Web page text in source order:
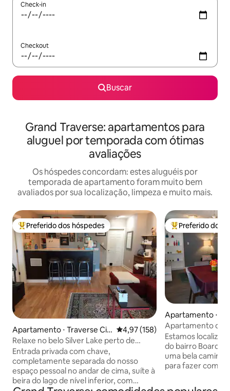
Check-in
Checkout
Buscar
Grand Traverse: apartamentos para
aluguel por temporada com ótimas
avaliações
Os hóspedes concordam: estes aluguéis por
temporada de apartamento foram muito bem
avaliados por sua localização, limpeza e muito mais.
Entre os melhores preferidos dos hóspedes
Preferido dos hóspedes
Apartamento ⋅ Traverse Cit
y
4,97 de uma avaliação média de
4,97 (158)
Relaxe no belo Silver Lake perto de
Traverse City.
Entrada privada com chave,
completamente separada do nosso
espaço pessoal no andar de cima, suíte à
beira do lago de nível inferior, com
Entre os
Preferido dos
Apartamento ⋅
y
Apartamento de
Traverse City
Estamos
do bairro
uma bela
para fazer
circuito